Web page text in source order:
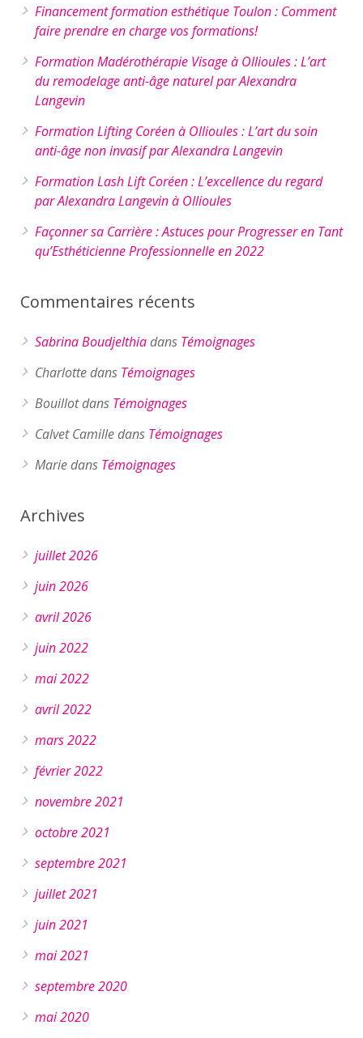
Financement formation esthétique Toulon : Comment
faire prendre en charge vos formations!
Formation Madérothérapie Visage à Ollioules : L’art
du remodelage anti-âge naturel par Alexandra
Langevin
Formation Lifting Coréen à Ollioules : L’art du soin
anti-âge non invasif par Alexandra Langevin
Formation Lash Lift Coréen : L’excellence du regard
par Alexandra Langevin à Ollioules
Façonner sa Carrière : Astuces pour Progresser en Tant
qu’Esthéticienne Professionnelle en 2022
Commentaires récents
Sabrina Boudjelthiadans Témoignages
Charlottedans Témoignages
Bouillotdans Témoignages
Calvet Camilledans Témoignages
Mariedans Témoignages
Archives
juillet 2026
juin 2026
avril 2026
juin 2022
mai 2022
avril 2022
mars 2022
février 2022
novembre 2021
octobre 2021
septembre 2021
juillet 2021
juin 2021
mai 2021
septembre 2020
mai 2020